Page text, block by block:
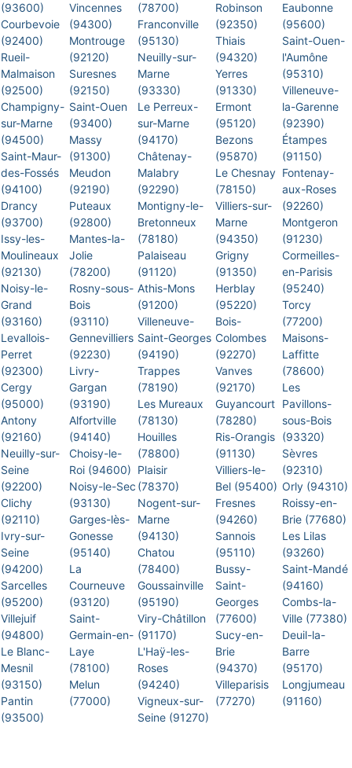
(93600)
Courbevoie
(92400)
Rueil-
Malmaison
(92500)
Champigny-
sur-Marne
(94500)
Saint-Maur-
des-Fossés
(94100)
Drancy
(93700)
Issy-les-
Moulineaux
(92130)
Noisy-le-
Grand
(93160)
Levallois-
Perret
(92300)
Cergy
(95000)
Antony
(92160)
Neuilly-sur-
Seine
(92200)
Clichy
(92110)
Ivry-sur-
Seine
(94200)
Sarcelles
(95200)
Villejuif
(94800)
Le Blanc-
Mesnil
(93150)
Pantin
(93500)
Vincennes
(94300)
Montrouge
(92120)
Suresnes
(92150)
Saint-Ouen
(93400)
Massy
(91300)
Meudon
(92190)
Puteaux
(92800)
Mantes-la-
Jolie
(78200)
Rosny-sous-
Bois
(93110)
Gennevilliers
(92230)
Livry-
Gargan
(93190)
Alfortville
(94140)
Choisy-le-
Roi (94600)
Noisy-le-Sec
(93130)
Garges-lès-
Gonesse
(95140)
La
Courneuve
(93120)
Saint-
Germain-en-
Laye
(78100)
Melun
(77000)
(78700)
Franconville
(95130)
Neuilly-sur-
Marne
(93330)
Le Perreux-
sur-Marne
(94170)
Châtenay-
Malabry
(92290)
Montigny-le-
Bretonneux
(78180)
Palaiseau
(91120)
Athis-Mons
(91200)
Villeneuve-
Saint-Georges
(94190)
Trappes
(78190)
Les Mureaux
(78130)
Houilles
(78800)
Plaisir
(78370)
Nogent-sur-
Marne
(94130)
Chatou
(78400)
Goussainville
(95190)
Viry-Châtillon
(91170)
L'Haÿ-les-
Roses
(94240)
Vigneux-sur-
Seine (91270)
Robinson
(92350)
Thiais
(94320)
Yerres
(91330)
Ermont
(95120)
Bezons
(95870)
Le Chesnay
(78150)
Villiers-sur-
Marne
(94350)
Grigny
(91350)
Herblay
(95220)
Bois-
Colombes
(92270)
Vanves
(92170)
Guyancourt
(78280)
Ris-Orangis
(91130)
Villiers-le-
Bel (95400)
Fresnes
(94260)
Sannois
(95110)
Bussy-
Saint-
Georges
(77600)
Sucy-en-
Brie
(94370)
Villeparisis
(77270)
Eaubonne
(95600)
Saint-Ouen-
l'Aumône
(95310)
Villeneuve-
la-Garenne
(92390)
Étampes
(91150)
Fontenay-
aux-Roses
(92260)
Montgeron
(91230)
Cormeilles-
en-Parisis
(95240)
Torcy
(77200)
Maisons-
Laffitte
(78600)
Les
Pavillons-
sous-Bois
(93320)
Sèvres
(92310)
Orly (94310)
Roissy-en-
Brie (77680)
Les Lilas
(93260)
Saint-Mandé
(94160)
Combs-la-
Ville (77380)
Deuil-la-
Barre
(95170)
Longjumeau
(91160)